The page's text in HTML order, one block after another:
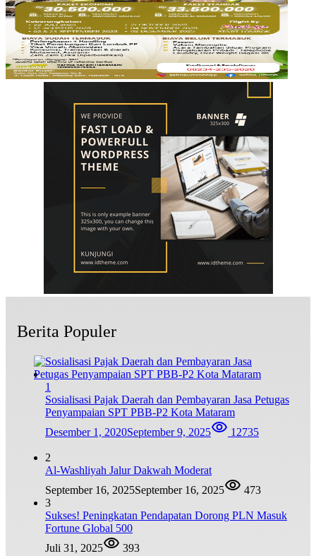
Berita Populer
1
Sosialisasi Pajak Daerah dan Pembayaran Jasa Petugas
Penyampaian SPT PBB-P2 Kota Mataram
Desember 1, 2020September 9, 2025 12735
2
Al-Washliyah Jalur Dakwah Moderat
September 16, 2025September 16, 2025
473
3
Sukses! Peningkatan Pendapatan Dorong PLN Masuk
Fortune Global 500
Juli 31, 2025
393